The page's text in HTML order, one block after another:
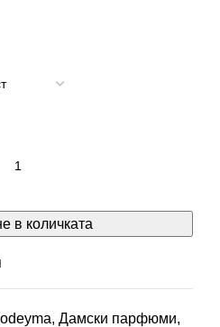
в количката
, Дамски парфюми,